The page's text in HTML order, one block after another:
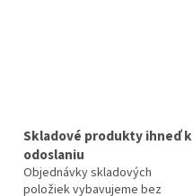
Skladové produkty ihneď k
odoslaniu
Objednávky skladových
položiek vybavujeme bez